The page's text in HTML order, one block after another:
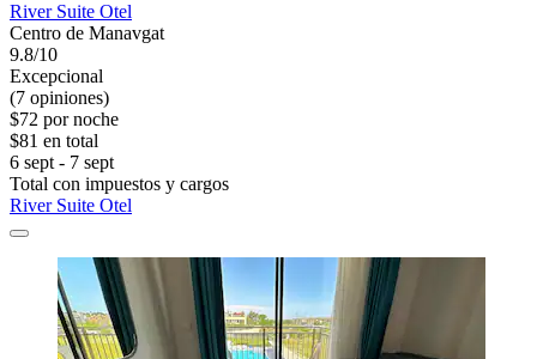
River Suite Otel
Centro de Manavgat
9.8/10
Excepcional
(7 opiniones)
$72 por noche
$81 en total
6 sept - 7 sept
Total con impuestos y cargos
River Suite Otel